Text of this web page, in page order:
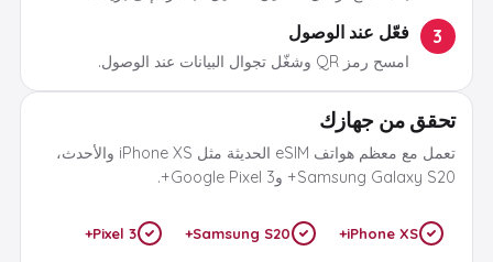
3 فعّل عند الوصول
امسح رمز QR وشغّل تجوال البيانات عند الوصول.
تحقق من جهازك
تعمل مع معظم هواتف eSIM الحديثة مثل iPhone XS والأحدث،
Samsung Galaxy S20+ وGoogle Pixel 3+.
iPhone XS+
Samsung S20+
Pixel 3+